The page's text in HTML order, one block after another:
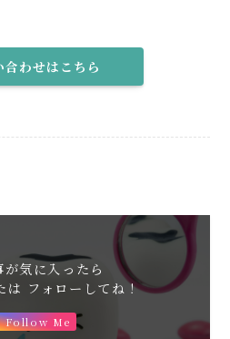
合わせはこちら
が気に入ったら
は フォローしてね！
Follow Me